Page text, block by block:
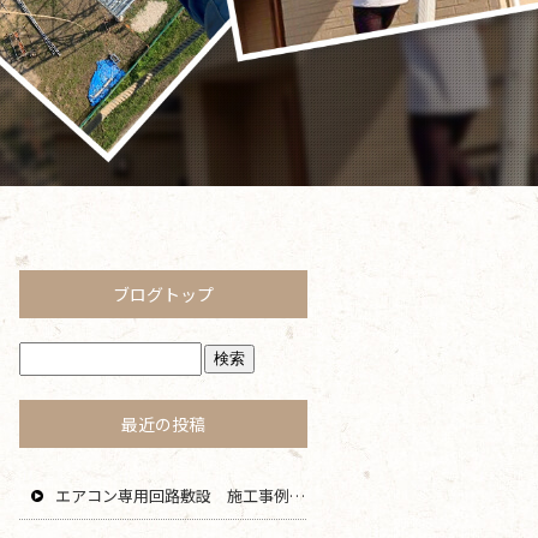
ブログトップ
最近の投稿
エアコン専用回路敷設 施工事例 茅ヶ崎 藤沢 寒川 エリア